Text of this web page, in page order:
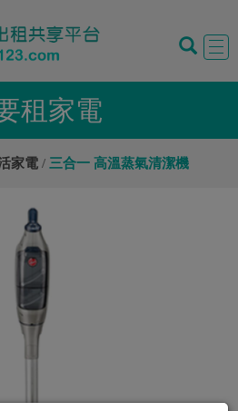
租家電
家電 三合一 高溫蒸氣清潔機